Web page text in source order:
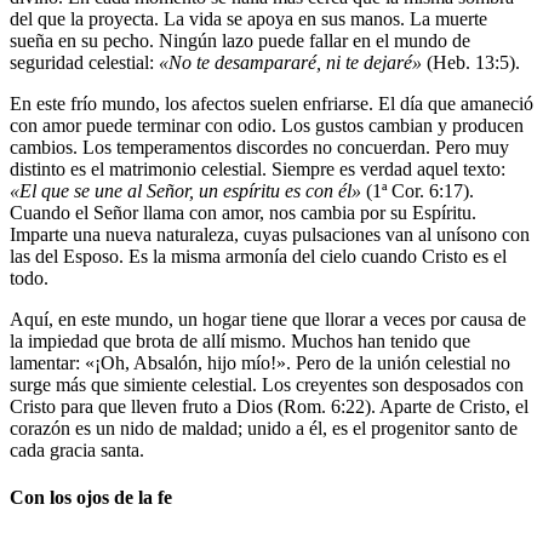
del que la proyecta. La vida se apoya en sus manos. La muerte
sueña en su pecho. Ningún lazo puede fallar en el mundo de
seguridad celestial: «No te desampararé, ni te dejaré» (Heb. 13:5).
En este frío mundo, los afectos suelen enfriarse. El día que amaneció
con amor puede terminar con odio. Los gustos cambian y producen
cambios. Los temperamentos discordes no concuerdan. Pero muy
distinto es el matrimonio celestial. Siempre es verdad aquel texto:
«El que se une al Señor, un espíritu es con él» (1ª Cor. 6:17).
Cuando el Señor llama con amor, nos cambia por su Espíritu.
Imparte una nueva naturaleza, cuyas pulsaciones van al unísono con
las del Esposo. Es la misma armonía del cielo cuando Cristo es el
todo.
Aquí, en este mundo, un hogar tiene que llorar a veces por causa de
la impiedad que brota de allí mismo. Muchos han tenido que
lamentar: «¡Oh, Absalón, hijo mío!». Pero de la unión celestial no
surge más que simiente celestial. Los creyentes son desposados con
Cristo para que lleven fruto a Dios (Rom. 6:22). Aparte de Cristo, el
corazón es un nido de maldad; unido a él, es el progenitor santo de
cada gracia santa.
Con los ojos de la fe